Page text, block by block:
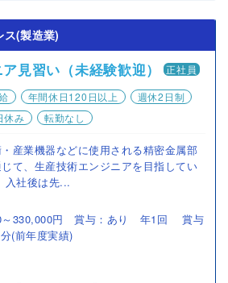
(製造業)
見習い（未経験歓迎）
正社員
年間休日120日以上
週休2日制
休み 転勤なし
産業機器などに使用される精密金属部
て、生産技術エンジニアを目指してい
入社後は先...
～330,000円 賞与：あり 年1回 賞与
(前年度実績)